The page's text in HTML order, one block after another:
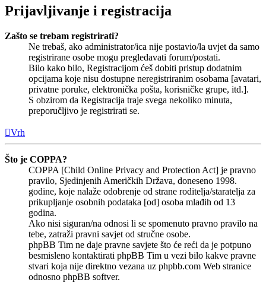
Prijavljivanje i registracija
Zašto se trebam registrirati?
Ne trebaš, ako administrator/ica nije postavio/la uvjet da samo
registrirane osobe mogu pregledavati forum/postati.
Bilo kako bilo, Registracijom ćeš dobiti pristup dodatnim
opcijama koje nisu dostupne neregistriranim osobama [avatari,
privatne poruke, elektronička pošta, korisničke grupe, itd.].
S obzirom da Registracija traje svega nekoliko minuta,
preporučljivo je registrirati se.
Vrh
Što je COPPA?
COPPA [Child Online Privacy and Protection Act] je pravno
pravilo, Sjedinjenih Američkih Država, doneseno 1998.
godine, koje nalaže odobrenje od strane roditelja/staratelja za
prikupljanje osobnih podataka [od] osoba mlađih od 13
godina.
Ako nisi siguran/na odnosi li se spomenuto pravno pravilo na
tebe, zatraži pravni savjet od stručne osobe.
phpBB Tim ne daje pravne savjete što će reći da je potpuno
besmisleno kontaktirati phpBB Tim u vezi bilo kakve pravne
stvari koja nije direktno vezana uz phpbb.com Web stranice
odnosno phpBB softver.